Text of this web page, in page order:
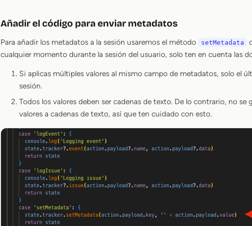
Añadir el código para enviar metadatos
Para añadir los metadatos a la sesión usaremos el método setMetadata
cualquier momento durante la sesión del usuario, solo ten en cuenta las
Si aplicas múltiples valores al mismo campo de metadatos, solo el
sesión.
Todos los valores deben ser cadenas de texto. De lo contrario, no se
valores a cadenas de texto, así que ten cuidado con esto.